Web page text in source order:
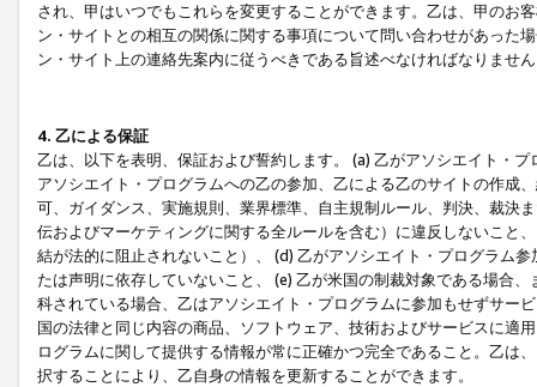
され、甲はいつでもこれらを変更することができます。乙は、甲のお
ン・サイトとの相互の関係に関する事項について問い合わせがあった
ン・サイト上の連絡先案内に従うべきである旨述べなければなりませ
4. 乙による保証
乙は、以下を表明、保証および誓約します。 (a) 乙がアソシエイト・
アソシエイト・プログラムへの乙の参加、乙による乙のサイトの作成
可、ガイダンス、実施規則、業界標準、自主規制ルール、判決、裁決
伝およびマーケティングに関する全ルールを含む）に違反しないこと
結が法的に阻止されないこと）、 (d) 乙がアソシエイト・プログラム
たは声明に依存していないこと、 (e) 乙が米国の制裁対象である場合
科されている場合、乙はアソシエイト・プログラムに参加もせずサー
国の法律と同じ内容の商品、ソフトウェア、技術およびサービスに適
ログラムに関して提供する情報が常に正確かつ完全であること。乙は
択することにより、乙自身の情報を更新することができます。